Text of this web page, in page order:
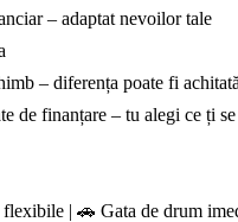
– adaptat nevoilor tale
– diferența poate fi
de finanțare – tu alegi ce ți
| 🚗 Gata de drum